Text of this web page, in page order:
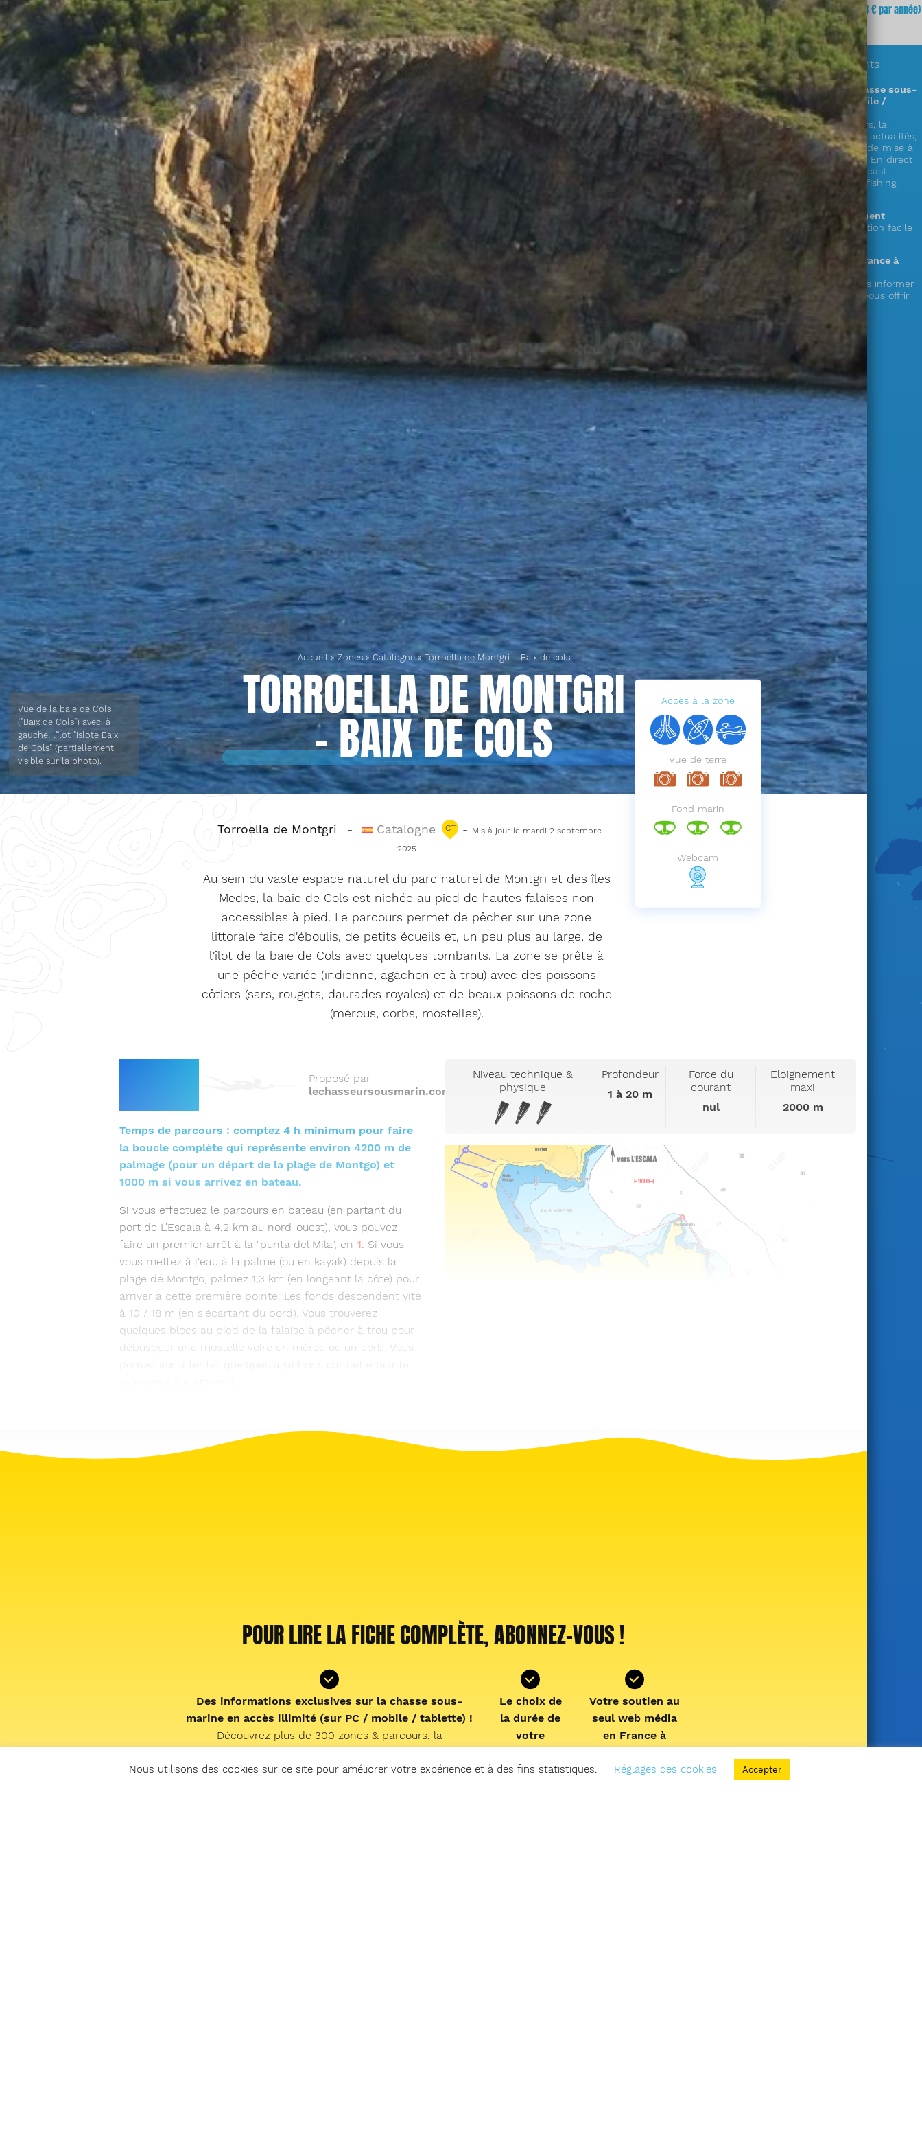
fois(soit3,23 €x 12 mois)
mois(soit 64,68 € par année)
En savoir plus sur nos abonnements
Des informations exclusives sur la chasse sous-
marine en accès illimité (sur PC / mobile /
tablette) !
Découvrez plus de 300 zones & parcours, la
réglementation complète en France, les actualités,
la faune, la cuisine de la mer, les cales de mise à
l’eau,
le showroom matériel, les vidéos « En direct
du littoral », nos émissions radio en podcast
« Mémoire de chasse » et le live « spearfishing
experience » !
Le choix de la durée de votre abonnement
1 an ou mensuel (et possibilité de résiliation facile
Votre soutien au seul web média en France à
Votre abonnement nous permet de vous informer
et de préparer de nouveaux services à vous offrir
S'abonner
Accueil»Zones» Catalogne»Torroella de Montgri – Baix de cols
TORROELLA DE MONTGRI
– BAIX DE COLS
Vue de la baie de Cols
("Baix de Cols") avec, à
gauche, l'îlot "Islote Baix
de Cols" (partiellement
visible sur la photo).
Torroella de Montgri - Catalogne CT - Mis à jour le mardi 2 septembre
2025
Au sein du vaste espace naturel du parc naturel de Montgri et des îles
Medes, la baie de Cols est nichée au pied de hautes falaises non
accessibles à pied. Le parcours permet de pêcher sur une zone
littorale faite d'éboulis, de petits écueils et, un peu plus au large, de
l'îlot de la baie de Cols avec quelques tombants. La zone se prête à
une pêche variée (indienne, agachon et à trou) avec des poissons
côtiers (sars, rougets, daurades royales) et de beaux poissons de roche
(mérous, corbs, mostelles).
Accès à la zone
Vue de terre
Fond marin
Webcam
Proposé par
lechasseursousmarin.com
Temps de parcours : comptez 4 h minimum pour faire
la boucle complète qui représente environ 4200 m de
palmage (pour un départ de la plage de Montgo) et
1000 m si vous arrivez en bateau.
Si vous effectuez le parcours en bateau (en partant du
port de L'Escala à 4,2 km au nord-ouest), vous pouvez
faire un premier arrêt à la "punta del Mila", en 1. Si vous
vous mettez à l'eau à la palme (ou en kayak) depuis la
plage de Montgo, palmez 1,3 km (en longeant la côte) pour
arriver à cette première pointe. Les fonds descendent vite
à 10 / 18 m (en s'écartant du bord). Vous trouverez
quelques blocs au pied de la falaise à pêcher à trou pour
débusquer une mostelle voire un mérou ou un corb. Vous
Niveau technique &
physique
Profondeur
1 à 20 m
Force du
courant
nul
Eloignement
maxi
2000 m
POUR LIRE LA FICHE COMPLÈTE, ABONNEZ-VOUS !
Des informations exclusives sur la chasse sous-
marine en accès illimité (sur PC / mobile / tablette) !
Découvrez plus de 300 zones & parcours, la
faune, la cuisine de la mer, les cales de mise à l’eau, le
Le choix de
la durée de
votre
1 an ou
Votre soutien au
seul web média
en France à
pêcheurs en
Nous utilisons des cookies sur ce site pour améliorer votre expérience et à des fins statistiques. Réglages des cookies Accepter